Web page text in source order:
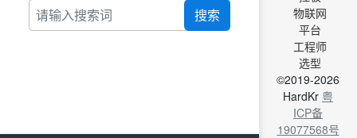
搜索
物联网
平台
工程师
选型
©2019-2026
HardKr 粤
ICP备
19077568号